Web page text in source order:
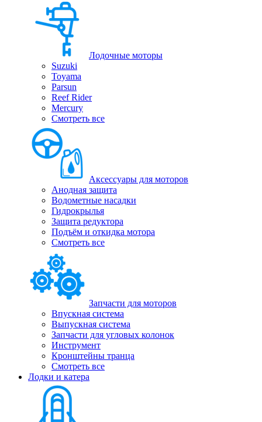
Лодочные моторы
Suzuki
Toyama
Parsun
Reef Rider
Mercury
Смотреть все
Аксессуары для моторов
Анодная защита
Водометные насадки
Гидрокрылья
Защита редуктора
Подъём и откидка мотора
Смотреть все
Запчасти для моторов
Впускная система
Выпускная система
Запчасти для угловых колонок
Инструмент
Кронштейны транца
Смотреть все
Лодки и катера